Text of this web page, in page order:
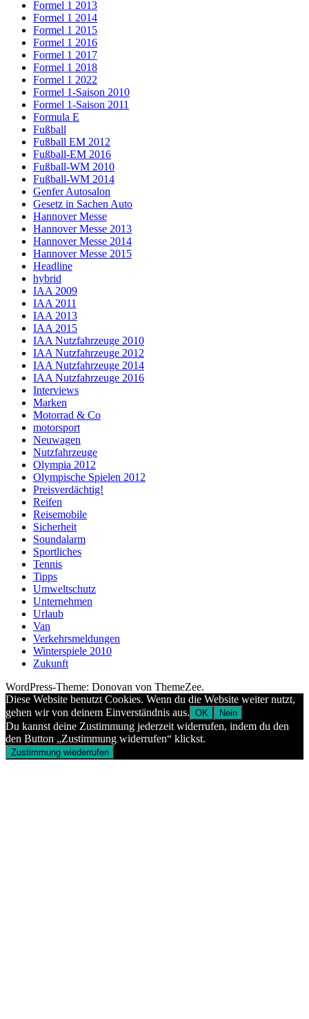
Formel 1 2013
Formel 1 2014
Formel 1 2015
Formel 1 2016
Formel 1 2017
Formel 1 2018
Formel 1 2022
Formel 1-Saison 2010
Formel 1-Saison 2011
Formula E
Fußball
Fußball EM 2012
Fußball-EM 2016
Fußball-WM 2010
Fußball-WM 2014
Genfer Autosalon
Gesetz in Sachen Auto
Hannover Messe
Hannover Messe 2013
Hannover Messe 2014
Hannover Messe 2015
Headline
hybrid
IAA 2009
IAA 2011
IAA 2013
IAA 2015
IAA Nutzfahrzeuge 2010
IAA Nutzfahrzeuge 2012
IAA Nutzfahrzeuge 2014
IAA Nutzfahrzeuge 2016
Interviews
Marken
Motorrad & Co
motorsport
Neuwagen
Nutzfahrzeuge
Olympia 2012
Olympische Spielen 2012
Preisverdächtig!
Reifen
Reisemobile
Sicherheit
Soundalarm
Sportliches
Tennis
Tipps
Umweltschutz
Unternehmen
Urlaub
Van
Verkehrsmeldungen
Winterspiele 2010
Zukunft
WordPress-Theme: Donovan von ThemeZee.
Diese Website benutzt Cookies. Wenn du die Website weiter nutzt,
gehen wir von deinem Einverständnis aus. OK Nein
Du kannst deine Zustimmung jederzeit widerrufen, indem du den
den Button „Zustimmung widerrufen“ klickst.
Zustimmung wiederrufen